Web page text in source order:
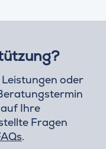
oder
Ihre
Fragen
.